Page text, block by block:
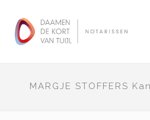
MARGJE STOFFERS